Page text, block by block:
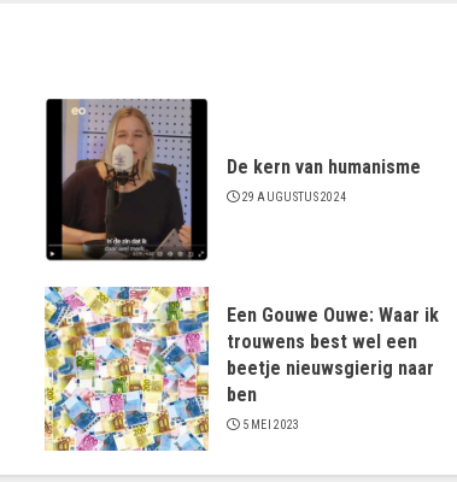
De kern van humanisme
29 AUGUSTUS 2024
Een Gouwe Ouwe: Waar ik
trouwens best wel een
beetje nieuwsgierig naar
ben
5 MEI 2023